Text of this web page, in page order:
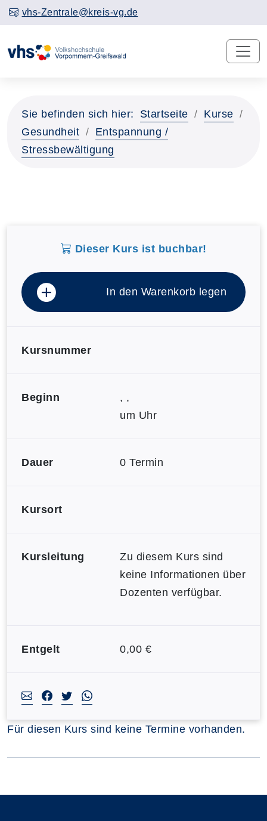
vhs-Zentrale@kreis-vg.de
Sie befinden sich hier: Startseite
Kurse
Gesundheit
Entspannung /
Stressbewältigung
Dieser Kurs ist buchbar!
In den Warenkorb legen
Kursnummer
Beginn
, ,
um Uhr
Dauer 0 Termin
Kursort
Kursleitung
Zu diesem Kurs sind
keine Informationen über
Dozenten verfügbar.
Entgelt 0,00 €
Für diesen Kurs sind keine Termine vorhanden.